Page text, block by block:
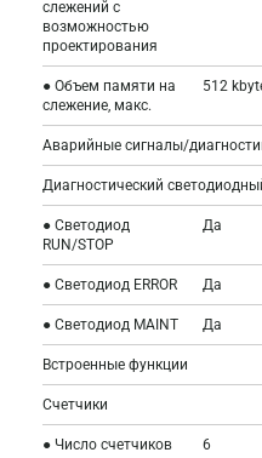
слежений с
возможностью
проектирования
● Объем памяти на
слежение, макс.
512
Аварийные сигналы/
Диагностический
● Светодиод
RUN/STOP
Да
● Светодиод ERROR Да
● Светодиод MAINT Да
Встроенные функции
Счетчики
● Число счетчиков 6